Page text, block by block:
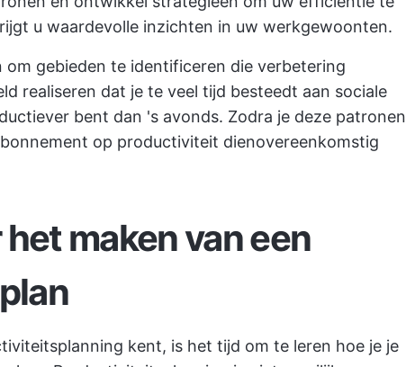
u waardevolle inzichten in uw werkgewoonten.
gebieden te identificeren die verbetering
realiseren dat je te veel tijd besteedt aan sociale
bent dan 's avonds. Zodra je deze patronen
op productiviteit dienovereenkomstig
maken van een
kent, is het tijd om te leren hoe je je